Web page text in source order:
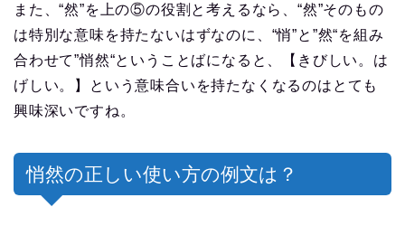
また、“然”を上の⑤の役割と考えるなら、“然”そのもの
は特別な意味を持たないはずなのに、“悄”と”然“を組み
合わせて”悄然“ということばになると、【きびしい。は
げしい。】という意味合いを持たなくなるのはとても
興味深いですね。
悄然の正しい使い方の例文は？